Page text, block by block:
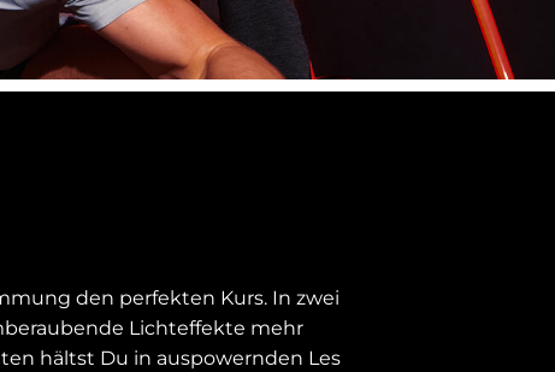
den perfekten Kurs. In zwei
Lichteffekte mehr
hältst Du in auspowernden Les